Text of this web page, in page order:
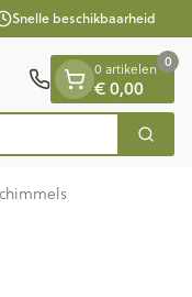
Snelle beschikbaarheid
Zoek
0 artikelen
€ 0,00
0